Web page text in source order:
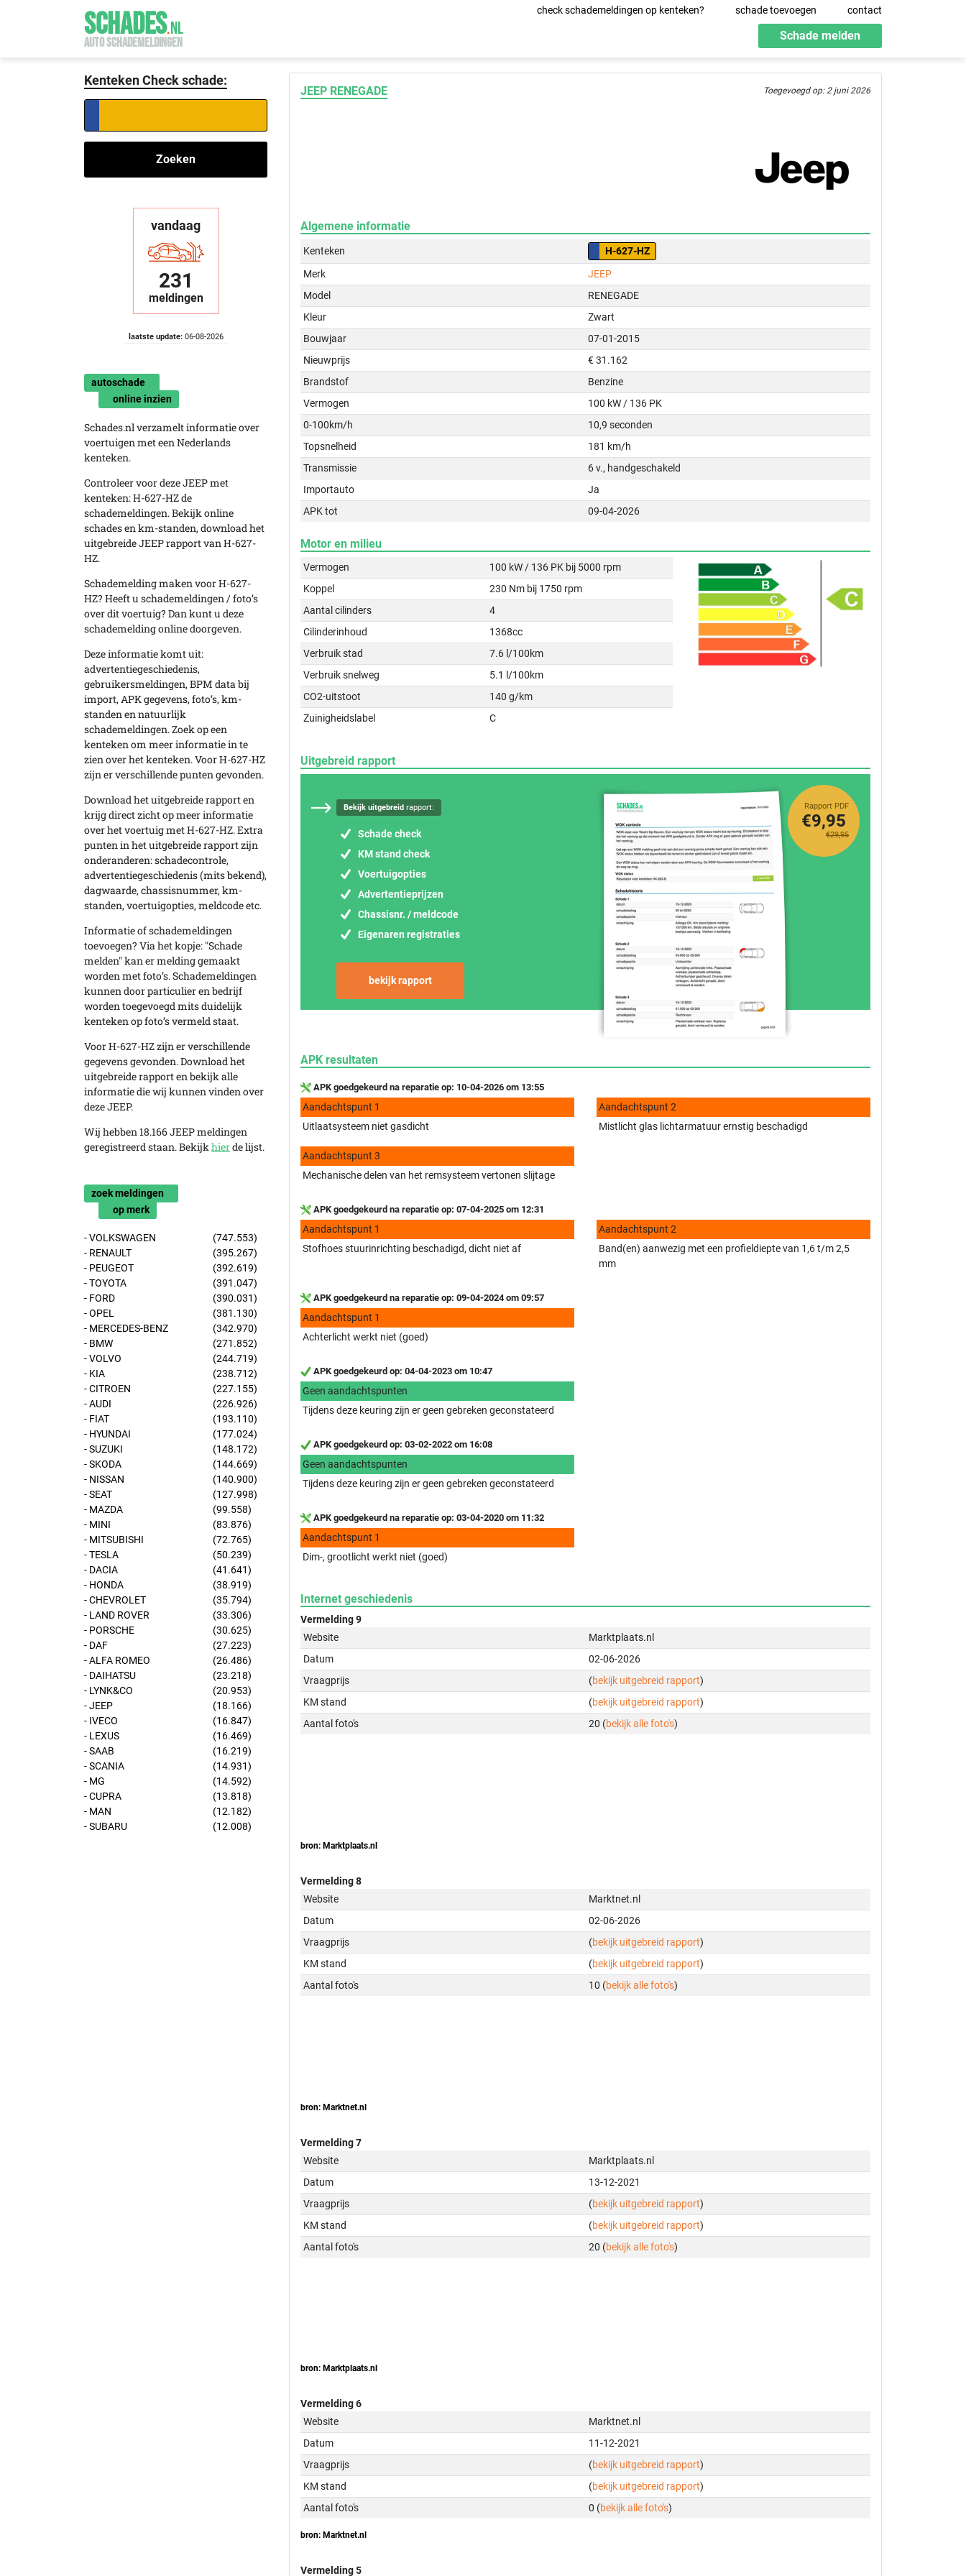
SCHADES.NL
AUTO SCHADEMELDINGEN
check schademeldingen op kenteken? schade toevoegen contact
Schade melden
Kenteken Check schade:
Zoeken
vandaag
231
meldingen
laatste update:06-08-2026
autoschade
online inzien
Schades.nl verzamelt informatie over
voertuigen met een Nederlands
kenteken.
Controleer voor deze JEEP met
kenteken: H-627-HZ de
schademeldingen. Bekijk online
schades en km-standen, download het
uitgebreide JEEP rapport van H-627-
HZ.
Schademelding maken voor H-627-
HZ? Heeft u schademeldingen / foto’s
over dit voertuig? Dan kunt u deze
schademelding online doorgeven.
Deze informatie komt uit:
advertentiegeschiedenis,
gebruikersmeldingen, BPM data bij
import, APK gegevens, foto’s, km-
standen en natuurlijk
schademeldingen. Zoek op een
kenteken om meer informatie in te
zien over het kenteken. Voor H-627-HZ
zijn er verschillende punten gevonden.
Download het uitgebreide rapport en
krijg direct zicht op meer informatie
over het voertuig met H-627-HZ. Extra
punten in het uitgebreide rapport zijn
onderanderen: schadecontrole,
advertentiegeschiedenis (mits bekend),
dagwaarde, chassisnummer, km-
standen, voertuigopties, meldcode etc.
Informatie of schademeldingen
toevoegen? Via het kopje: "Schade
melden" kan er melding gemaakt
worden met foto’s. Schademeldingen
kunnen door particulier en bedrijf
worden toegevoegd mits duidelijk
kenteken op foto’s vermeld staat.
Voor H-627-HZ zijn er verschillende
gegevens gevonden. Download het
uitgebreide rapport en bekijk alle
informatie die wij kunnen vinden over
deze JEEP.
Wij hebben 18.166 JEEP meldingen
geregistreerd staan. Bekijkhierde lijst.
zoek meldingen
op merk
- VOLKSWAGEN
(747.553)
- RENAULT
(395.267)
- PEUGEOT
(392.619)
- TOYOTA
(391.047)
- FORD
(390.031)
- OPEL
(381.130)
- MERCEDES-BENZ
(342.970)
- BMW
(271.852)
- VOLVO
(244.719)
- KIA
(238.712)
- CITROEN
(227.155)
- AUDI
(226.926)
- FIAT
(193.110)
- HYUNDAI
(177.024)
- SUZUKI
(148.172)
- SKODA
(144.669)
- NISSAN
(140.900)
- SEAT
(127.998)
- MAZDA
(99.558)
- MINI
(83.876)
- MITSUBISHI
(72.765)
- TESLA
(50.239)
- DACIA
(41.641)
- HONDA
(38.919)
- CHEVROLET
(35.794)
- LAND ROVER
(33.306)
- PORSCHE
(30.625)
- DAF
(27.223)
- ALFA ROMEO
(26.486)
- DAIHATSU
(23.218)
- LYNK&CO
(20.953)
- JEEP
(18.166)
- IVECO
(16.847)
- LEXUS
(16.469)
- SAAB
(16.219)
- SCANIA
(14.931)
- MG
(14.592)
- CUPRA
(13.818)
- MAN
(12.182)
- SUBARU
(12.008)
JEEP RENEGADE Toegevoegd op: 2 juni 2026
Algemene informatie
Kenteken
H-627-HZ
Merk
JEEP
Model
RENEGADE
Kleur
Zwart
Bouwjaar
07-01-2015
Nieuwprijs
€ 31.162
Brandstof
Benzine
Vermogen
100 kW / 136 PK
0-100km/h
10,9 seconden
Topsnelheid
181 km/h
Transmissie
6 v., handgeschakeld
Importauto
Ja
APK tot
09-04-2026
Motor en milieu
Vermogen
100 kW / 136 PK bij 5000 rpm
Koppel
230 Nm bij 1750 rpm
Aantal cilinders
4
Cilinderinhoud
1368cc
Verbruik stad
7.6 l/100km
Verbruik snelweg
5.1 l/100km
CO2-uitstoot
140 g/km
Zuinigheidslabel
C
Uitgebreid rapport
Bekijk uitgebreid rapport:
Schade check
KM stand check
Voertuigopties
Advertentieprijzen
Chassisnr. / meldcode
Eigenaren registraties
bekijk rapport
Rapport PDF
€29,95
€9,95
APK resultaten
APK goedgekeurd na reparatie op: 10-04-2026 om 13:55
Aandachtspunt 1
Uitlaatsysteem niet gasdicht
Aandachtspunt 2
Mistlicht glas lichtarmatuur ernstig beschadigd
Aandachtspunt 3
Mechanische delen van het remsysteem vertonen slijtage
APK goedgekeurd na reparatie op: 07-04-2025 om 12:31
Aandachtspunt 1
Stofhoes stuurinrichting beschadigd, dicht niet af
Aandachtspunt 2
Band(en) aanwezig met een profieldiepte van 1,6 t/m 2,5
mm
APK goedgekeurd na reparatie op: 09-04-2024 om 09:57
Aandachtspunt 1
Achterlicht werkt niet (goed)
APK goedgekeurd op: 04-04-2023 om 10:47
Geen aandachtspunten
Tijdens deze keuring zijn er geen gebreken geconstateerd
APK goedgekeurd op: 03-02-2022 om 16:08
Geen aandachtspunten
Tijdens deze keuring zijn er geen gebreken geconstateerd
APK goedgekeurd na reparatie op: 03-04-2020 om 11:32
Aandachtspunt 1
Dim-, grootlicht werkt niet (goed)
Internet geschiedenis
Vermelding 9
Website
Marktplaats.nl
Datum
02-06-2026
Vraagprijs
(bekijk uitgebreid rapport)
KM stand
(bekijk uitgebreid rapport)
Aantal foto's
20 (bekijk alle foto's)
bron: Marktplaats.nl
Vermelding 8
Website
Marktnet.nl
Datum
02-06-2026
Vraagprijs
(bekijk uitgebreid rapport)
KM stand
(bekijk uitgebreid rapport)
Aantal foto's
10 (bekijk alle foto's)
bron: Marktnet.nl
Vermelding 7
Website
Marktplaats.nl
Datum
13-12-2021
Vraagprijs
(bekijk uitgebreid rapport)
KM stand
(bekijk uitgebreid rapport)
Aantal foto's
20 (bekijk alle foto's)
bron: Marktplaats.nl
Vermelding 6
Website
Marktnet.nl
Datum
11-12-2021
Vraagprijs
(bekijk uitgebreid rapport)
KM stand
(bekijk uitgebreid rapport)
Aantal foto's
0 (bekijk alle foto's)
bron: Marktnet.nl
Vermelding 5